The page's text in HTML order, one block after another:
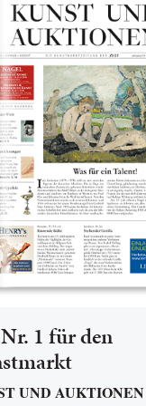
1 für den
UND AUKTIONEN